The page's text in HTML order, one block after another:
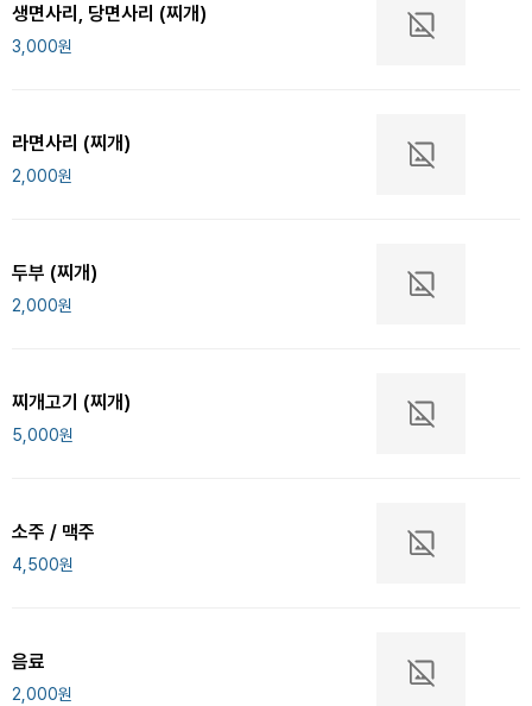
생면사리, 당면사리 (찌개)
3,000원
라면사리 (찌개)
2,000원
두부 (찌개)
2,000원
찌개고기 (찌개)
5,000원
소주 / 맥주
4,500원
음료
2,000원